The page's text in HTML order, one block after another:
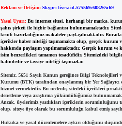
Reklam ve İletişim: Skype: live:.cid.575569c608265c69
Yasal Uyarı: Bu internet sitesi, herhangi bir marka,
şahıs şirketi ile hiçbir bağlantısı bulunmamaktadır.
kendi hazırladığımız makaleler paylaşılmaktadır.
içerikler haber niteliği taşımamakta olup, gerçek kurum
hakkında paylaşım yapılmamaktadır. Gerçek kurum ve
isim benzerlikleri tamamen tesadüfidir. Sitemizdeki
halindedir ve tavsiye niteliği taşımazlar.
Sitemiz, 5651 Sayılı Kanun gereğince Bilgi Teknolojileri
Kurumu (BTK) tarafından onaylanmış bir Yer Sağlayıcı
hizmet vermektedir. Bu nedenle, sitedeki içerikleri
denetleme veya araştırma yükümlülüğümüz
Ancak, üyelerimiz yazdıkları içeriklerin sorumluluğunu
olup, siteye üye olarak bu sorumluluğu kabul etmiş
Hukuka ve yasal düzenlemelere aykırı olduğunu